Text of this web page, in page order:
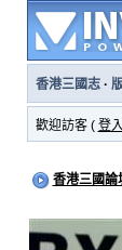
香港三國志·
歡迎訪客 ( 登入
香港三國論